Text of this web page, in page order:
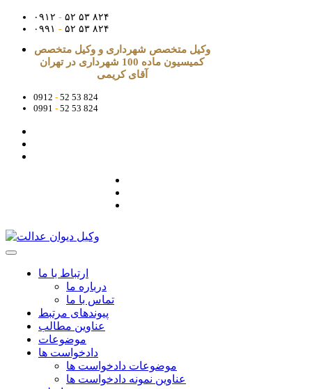
۰۹۱۲ - ۵۲ ۵۳ ۸۲۴
۰۹۹۱ - ۵۲ ۵۳ ۸۲۴
وکیل متخصص شهرداری و وکیل متخصص
کمیسیون ماده 100 شهرداری در تهران
آقای کریمی
0912 - 52 53 824
0991 - 52 53 824
ارتباط با ما
درباره ما
تماس با ما
پیوندهای مرتبط
عناوین مطالب
موضوعات
دادخواست ها
موضوعات دادخواست ها
عناوین نمونه دادخواست ها